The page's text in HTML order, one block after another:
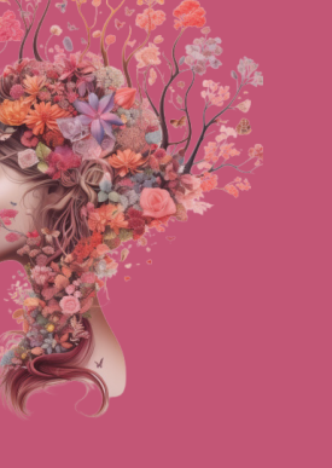
voordoen na
eigendom
behoudt te allen tijde alle
gemaakte adviezen,
afbeeldingen en/of de
hebbende informatie en
daarvoor kosten in
of naderhand nog
al dan niet op
De in de vorige zin
zonder schriftelijke
van der Kuilen noch
worden gekopieerd,
gebruik bij de cliënt, noch
op andere wijze worden
door de cliënt worden
worden gesteld anders